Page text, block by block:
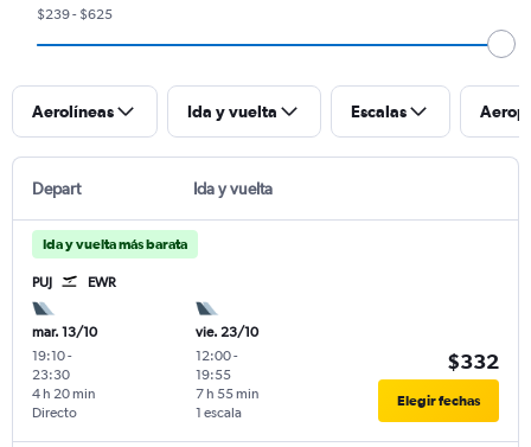
$239 - $625
Aerolíneas Ida y vuelta Escalas
Depart Ida y vuelta
Ida y vuelta más barata
PUJ EWR
mar. 13/10
19:10-
23:30
Directo
4 h 20 min
vie. 23/10
12:00-
19:55
1 escala
7 h 55 min
$332
Elegir fechas